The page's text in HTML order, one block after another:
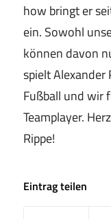
how bringt er
ein. Sowohl
können davon
spielt Alexander
Fußball und wir
Teamplayer.
Rippe!
Eintrag teilen